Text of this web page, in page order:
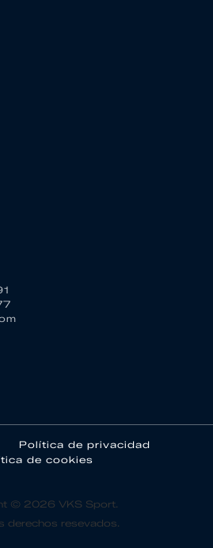
Política de privacidad
de cookies
© 2026 VKS Sport.
derechos resevados.